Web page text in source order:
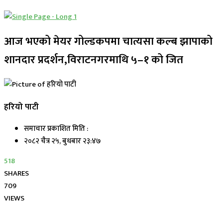
आज भएको मेयर गोल्डकपमा चात्यसा कल्ब झापाको
शानदार प्रदर्शन,विराटनगरमाथि ५–१ को जित
हरियो पाटी
समाचार प्रकाशित मिति :
२०८२ चैत्र २५, बुधबार २३:४७
518
SHARES
709
VIEWS